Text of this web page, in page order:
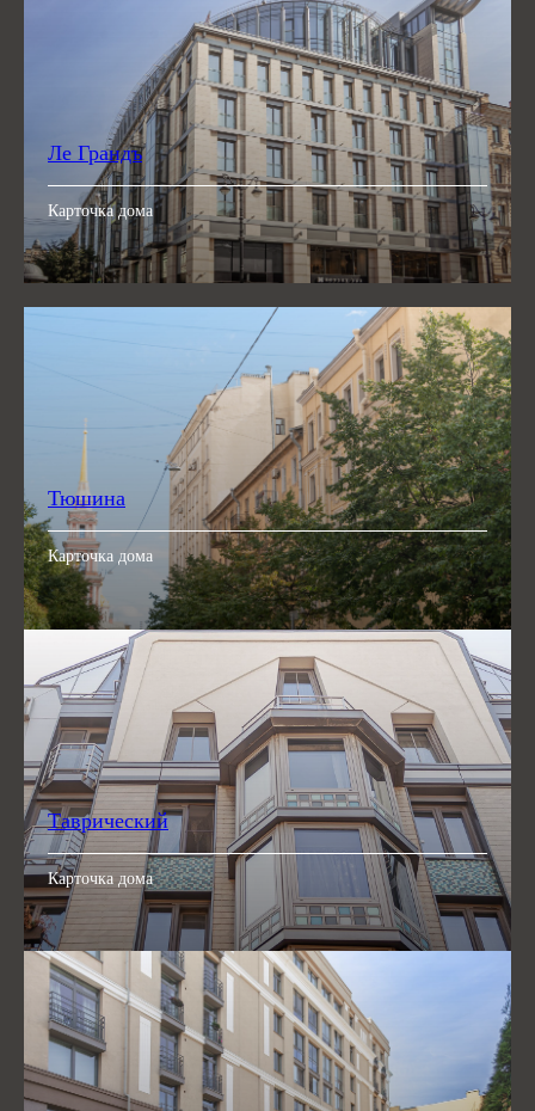
Ле Грандъ
Карточка дома
Тюшина
Карточка дома
Таврический
Карточка дома